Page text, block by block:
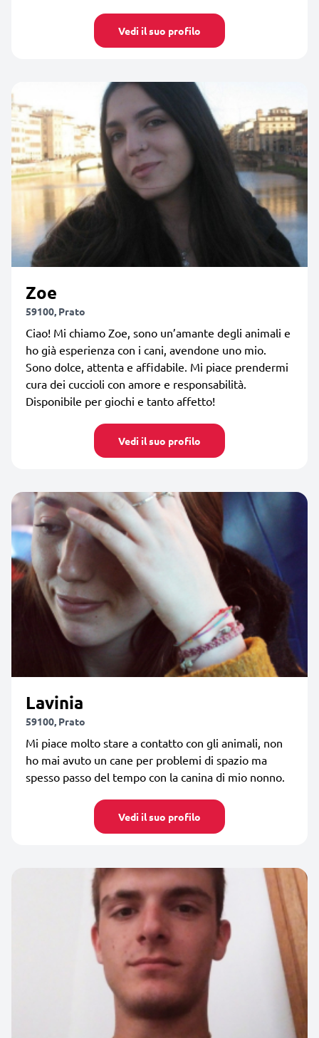
Vedi il suo profilo
Zoe
59100, Prato
Ciao! Mi chiamo Zoe, sono un’amante degli animali e
ho già esperienza con i cani, avendone uno mio.
Sono dolce, attenta e affidabile. Mi piace prendermi
cura dei cuccioli con amore e responsabilità.
Disponibile per giochi e tanto affetto!
Vedi il suo profilo
Lavinia
59100, Prato
Mi piace molto stare a contatto con gli animali, non
ho mai avuto un cane per problemi di spazio ma
spesso passo del tempo con la canina di mio nonno.
Vedi il suo profilo